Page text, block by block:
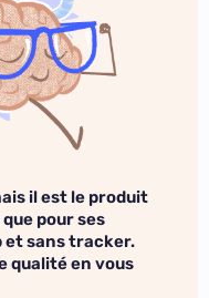
il est le produit
pour ses
et sans tracker.
qualité en vous